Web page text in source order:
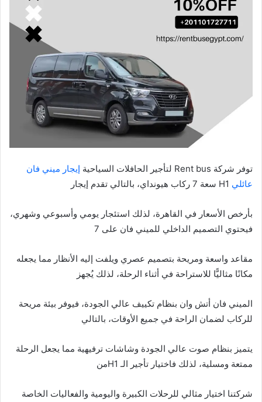
توفر شركة Rent bus لتأجير الحافلات السياحية
إيجار ميني فان
عائلي
بأرخص الأسعار في القاهرة، لذلك استئجار يومي وأسبوعي وشهري،
فيحتوي التصميم الداخلي للميني فان على 7
مقاعد واسعة ومريحة بتصميم عصري ويلفت إليه الأنظار مما يجعله
مكانًا مثاليًّا للاستراحة في أثناء الرحلة، لذلك يُجهز
الميني فان أتش وان بنظام تكييف عالي الجودة، فيوفر بيئة مريحة
للركاب لضمان الراحة في جميع الأوقات، بالتالي
يتميز بنظام صوت عالي الجودة وشاشات ترفيهية مما يجعل الرحلة
ممتعة ومسلية، لذلك فاختيار تأجير الـ H1من
شركتنا اختيار مثالي للرحلات الكبيرة واليومية والفعاليات الخاصة